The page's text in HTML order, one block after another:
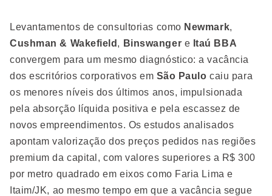
Levantamentos de consultorias como Newmark,
Cushman & Wakefield , Binswanger e Itaú BBA
convergem para um mesmo diagnóstico: a vacância
dos escritórios corporativos em São Paulo caiu para
os menores níveis dos últimos anos, impulsionada
pela absorção líquida positiva e pela escassez de
novos empreendimentos. Os estudos analisados
apontam valorização dos preços pedidos nas regiões
premium da capital, com valores superiores a R$ 300
por metro quadrado em eixos como Faria Lima e
Itaim/JK, ao mesmo tempo em que a vacância segue